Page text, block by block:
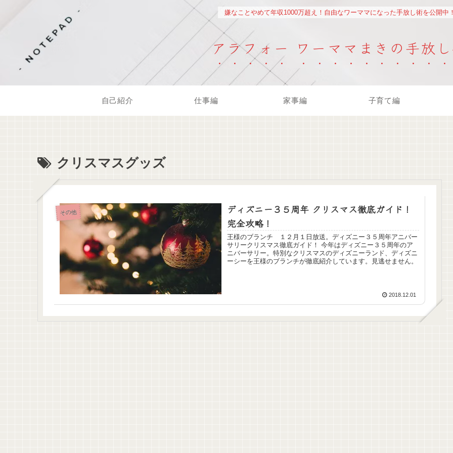
嫌なことやめて年収1000万超え！自由なワーママになった手放し術を公開中
アラフォー ワーママまきの手放
自己紹介 仕事編 家事編 子育て編
クリスマスグッズ
その他
ディズニー３５周年 クリスマス徹底ガイド！
完全攻略！
王様のブランチ １２月１日放送。ディズニー３５周年アニバー
サリークリスマス徹底ガイド！ 今年はディズニー３５周年のア
ニバーサリー。特別なクリスマスのディズニーランド、ディズニ
ーシーを王様のブランチが徹底紹介しています。見逃せません。
2018.12.01